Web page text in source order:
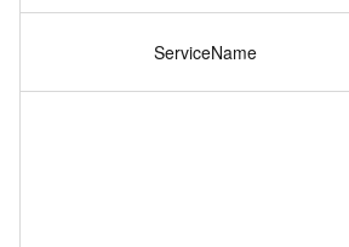
ServiceName